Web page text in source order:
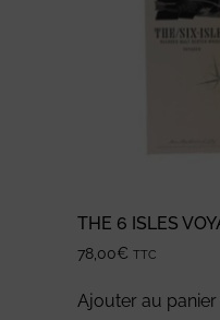
THE 6 ISLES
78,00€ TTC
Ajouter au panier